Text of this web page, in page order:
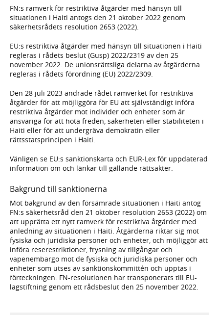
FN:s ramverk för restriktiva åtgärder med hänsyn till
situationen i Haiti antogs den 21 oktober 2022 genom
säkerhetsrådets resolution 2653 (2022).
EU:s restriktiva åtgärder med hänsyn till situationen i Haiti
regleras i rådets beslut (Gusp) 2022/2319 av den 25
november 2022. De unionsrättsliga delarna av åtgärderna
regleras i rådets förordning (EU) 2022/2309.
Den 28 juli 2023 ändrade rådet ramverket för restriktiva
åtgärder för att möjliggöra för EU att självständigt införa
restriktiva åtgärder mot individer och enheter som är
ansvariga för att hota freden, säkerheten eller stabiliteten i
Haiti eller för att undergräva demokratin eller
rättsstatsprincipen i Haiti.
Vänligen se EU:s sanktionskarta och EUR-Lex för uppdaterad
information om och länkar till gällande rättsakter.
Bakgrund till sanktionerna
Mot bakgrund av den försämrade situationen i Haiti antog
FN:s säkerhetsråd den 21 oktober resolution 2653 (2022) om
att upprätta ett nytt ramverk för restriktiva åtgärder med
anledning av situationen i Haiti. Åtgärderna riktar sig mot
fysiska och juridiska personer och enheter, och möjliggör att
införa reserestriktioner, frysning av tillgångar och
vapenembargo mot de fysiska och juridiska personer och
enheter som utses av sanktionskommittén och upptas i
förteckningen. FN-resolutionen har transponerats till EU-
lagstiftning genom ett rådsbeslut den 25 november 2022.